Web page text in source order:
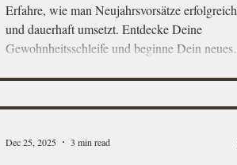
Erfahre, wie man Neujahrsvorsätze erfolgreich
und dauerhaft umsetzt. Entdecke Deine
Gewohnheitsschleife und beginne Dein neues
Dec 25, 2025 3 min read